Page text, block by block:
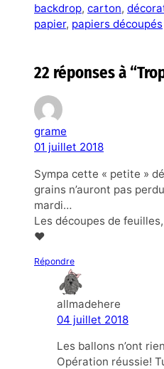
backdrop, carton,
papier, papiers découpés
22 réponses à
grame
01 juillet 2018
Sympa cette « petite »
grains n’auront pas
mardi…
Les découpes de
♥
Répondre
allmadehere
04 juillet 2018
Les ballons n’ont
Opération réussie!